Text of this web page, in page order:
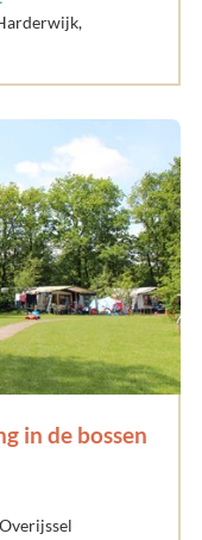
in de bossen